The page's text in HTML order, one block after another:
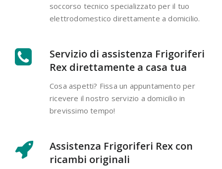
soccorso tecnico specializzato per il tuo
elettrodomestico direttamente a domicilio.
Servizio di assistenza Frigoriferi
Rex direttamente a casa tua
Cosa aspetti? Fissa un appuntamento per
ricevere il nostro servizio a domicilio in
brevissimo tempo!
Assistenza Frigoriferi Rex con
ricambi originali